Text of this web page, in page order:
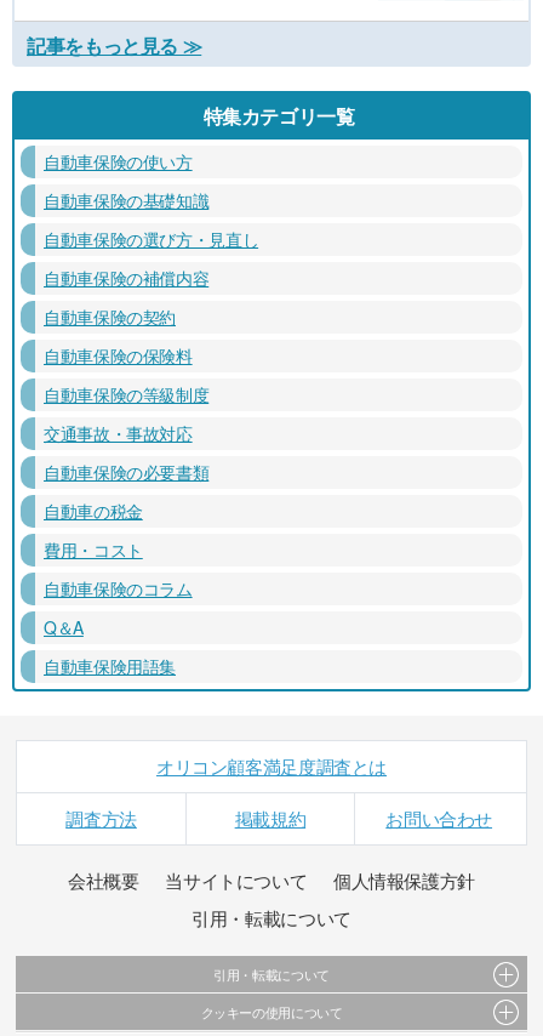
記事をもっと見る ≫
特集カテゴリ一覧
自動車保険の使い方
自動車保険の基礎知識
自動車保険の選び方・見直し
自動車保険の補償内容
自動車保険の契約
自動車保険の保険料
自動車保険の等級制度
交通事故・事故対応
自動車保険の必要書類
自動車の税金
費用・コスト
自動車保険のコラム
Q＆A
自動車保険用語集
オリコン顧客満足度調査とは
調査方法 掲載規約 お問い合わせ
会社概要 当サイトについて
個人情報保護方針
引用・転載について
引用・転載について
当サイトで公開されている情報（文字、写真、イラスト、画像データ等）及びこれらの配
クッキーの使用について